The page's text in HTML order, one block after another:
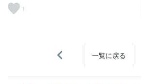
1
一覧に戻る